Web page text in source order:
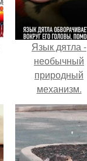
Язык дятла -
необычный
природный
механизм.